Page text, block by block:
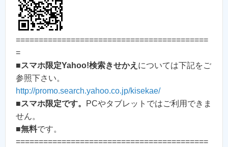
==========================================
=
■スマホ限定Yahoo!検索きせかえ については下記をご
参照下さい。
http://promo.search.yahoo.co.jp/kisekae/
■スマホ限定です。
PCやタブレットではご利用できま
せん。
■無料です。
==========================================